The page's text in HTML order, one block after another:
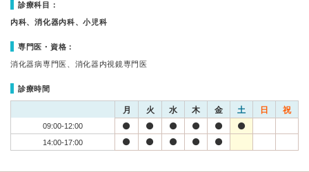
診療科目：
内科、消化器内科、小児科
専門医・資格：
消化器病専門医、消化器内視鏡専門医
診療時間
月 火 水 木 金 土 日 祝
09:00-12:00
14:00-17:00